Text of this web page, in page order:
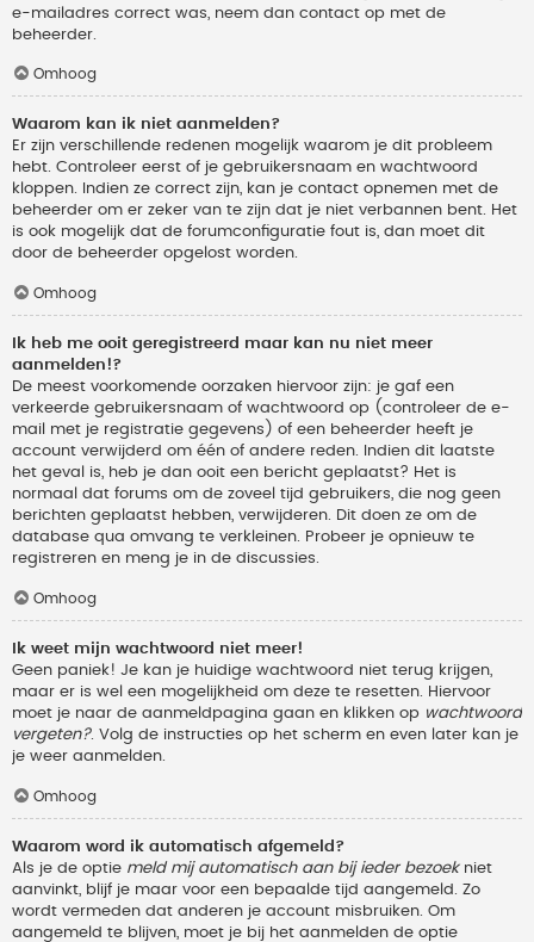
e-mailadres correct was, neem dan contact op met de
beheerder.
Omhoog
Waarom kan ik niet aanmelden?
Er zijn verschillende redenen mogelijk waarom je dit probleem
hebt. Controleer eerst of je gebruikersnaam en wachtwoord
kloppen. Indien ze correct zijn, kan je contact opnemen met de
beheerder om er zeker van te zijn dat je niet verbannen bent. Het
is ook mogelijk dat de forumconfiguratie fout is, dan moet dit
door de beheerder opgelost worden.
Omhoog
Ik heb me ooit geregistreerd maar kan nu niet meer
aanmelden!?
De meest voorkomende oorzaken hiervoor zijn: je gaf een
verkeerde gebruikersnaam of wachtwoord op (controleer de e-
mail met je registratie gegevens) of een beheerder heeft je
account verwijderd om één of andere reden. Indien dit laatste
het geval is, heb je dan ooit een bericht geplaatst? Het is
normaal dat forums om de zoveel tijd gebruikers, die nog geen
berichten geplaatst hebben, verwijderen. Dit doen ze om de
database qua omvang te verkleinen. Probeer je opnieuw te
registreren en meng je in de discussies.
Omhoog
Ik weet mijn wachtwoord niet meer!
Geen paniek! Je kan je huidige wachtwoord niet terug krijgen,
maar er is wel een mogelijkheid om deze te resetten. Hiervoor
moet je naar de aanmeldpagina gaan en klikken op wachtwoord
vergeten?. Volg de instructies op het scherm en even later kan je
je weer aanmelden.
Omhoog
Waarom word ik automatisch afgemeld?
Als je de optie meld mij automatisch aan bij ieder bezoekniet
aanvinkt, blijf je maar voor een bepaalde tijd aangemeld. Zo
wordt vermeden dat anderen je account misbruiken. Om
aangemeld te blijven, moet je bij het aanmelden de optie